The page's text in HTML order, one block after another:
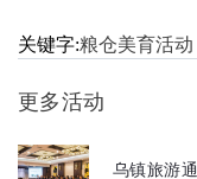
关键字:粮仓美育活动
更多活动
乌镇旅游